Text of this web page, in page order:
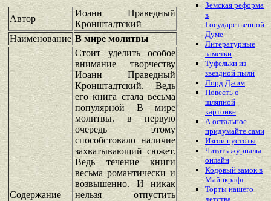
Автор
Иоанн Праведный
Кронштадтский
Наименование В мире молитвы
Содержание
Стоит уделить особое
внимание творчеству
Иоанн Праведный
Кронштадтский. Ведь
его книга стала весьма
популярной В мире
молитвы. в первую
очередь этому
способстовало наличие
захватывающий сюжет.
Ведь течение книги
весьма романтически и
возвышенно. И никак
нельзя отпустить
Земская реформа
в
Государственной
Думе
Литературные
заметки
Туфельки из
звездной пыли
Лорд Джим
Повесть о
шляпной
картонке
А остальное
придумайте сами
Изгои пустоты
Читать журналы
онлайн
Кодовый замок в
Майнкрафт
Торты нашего
детства